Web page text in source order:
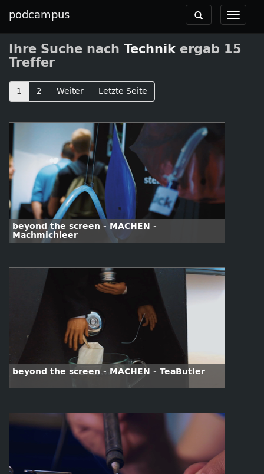
podcampus
Toggle
Toggle
navigation
Ihre Suche nach Technik ergab 15
Treffer
1 2 Weiter Letzte Seite
beyond the screen - MACHEN -
Machmichleer
beyond the screen - MACHEN - TeaButler